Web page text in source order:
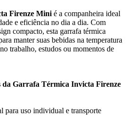
Firenze Mini é a companheira ideal
e eficiência no dia a dia. Com
compacto, esta garrafa térmica
manter suas bebidas na temperatura
trabalho, estudos ou momentos de
da Garrafa Térmica Invicta Firenze
para uso individual e transporte